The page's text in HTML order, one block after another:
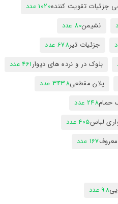
جزئیات تقویت کننده1020 عدد
نشیمن80 عدد
جزئیات تیر678 عدد
بلوک در و نرده های دیوار461 عدد
پلان مقطعی3438 عدد
حمام248 عدد
لباس405 عدد
167 عدد
98 عدد